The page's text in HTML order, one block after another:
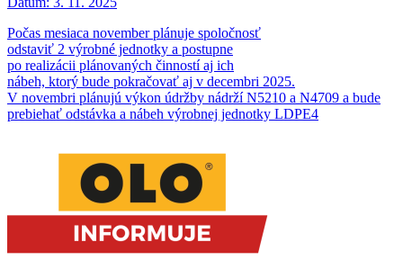
Počas mesiaca november plánuje spoločnosť
odstaviť 2 výrobné jednotky a postupne
po realizácii plánovaných činností aj ich
nábeh, ktorý bude pokračovať aj v decembri 2025.
V novembri plánujú výkon údržby nádrží N5210 a N4709 a bude
prebiehať odstávka a nábeh výrobnej jednotky LDPE4